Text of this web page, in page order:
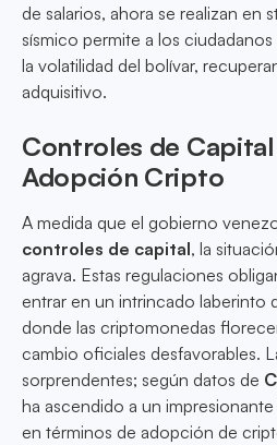
de salarios, ahora se realizan en
sísmico permite a los
la volatilidad del bolívar,
adquisitivo.
Controles de
Adopción Cripto
A medida que el gobierno
controles de capital, la
agrava. Estas regulaciones
entrar en un intrincado laberinto
donde las criptomonedas
cambio oficiales desfavorables.
sorprendentes; según datos de
ha ascendido a un impresionante
en términos de adopción de